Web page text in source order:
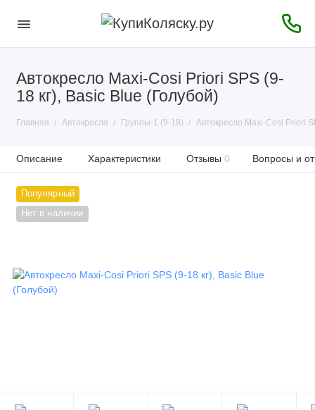
Автокресло Maxi-Cosi Priori SPS (9-
18 кг), Basic Blue (Голубой)
Главная Автокресла Группы-1 (9-18) Автокресло Maxi-Cosi Priori
Описание Характеристики Отзывы 0 Вопросы и
Популярный
Нет в наличии